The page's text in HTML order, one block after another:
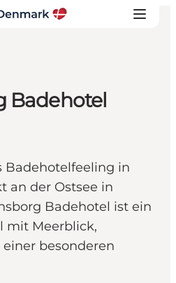
Badehotel
Badehotelfeeling in
an der Ostsee in
Badehotel ist ein
mit Meerblick,
besonderen